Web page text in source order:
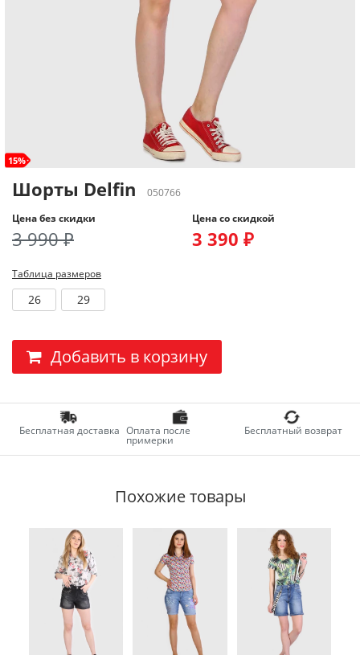
15%
Шорты Delfin
050766
Цена без скидки
3 990 ₽
Цена со скидкой
3 390 ₽
Таблица размеров
26 29
Добавить в корзину
Бесплатная доставка Оплата после
примерки
Бесплатный возврат
Похожие товары